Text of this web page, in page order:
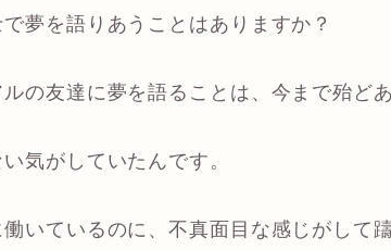
夢を語りあうことはありますか？
の友達に夢を語ることは、今まで殆ど
気がしていたんです。
いているのに、不真面目な感じがして